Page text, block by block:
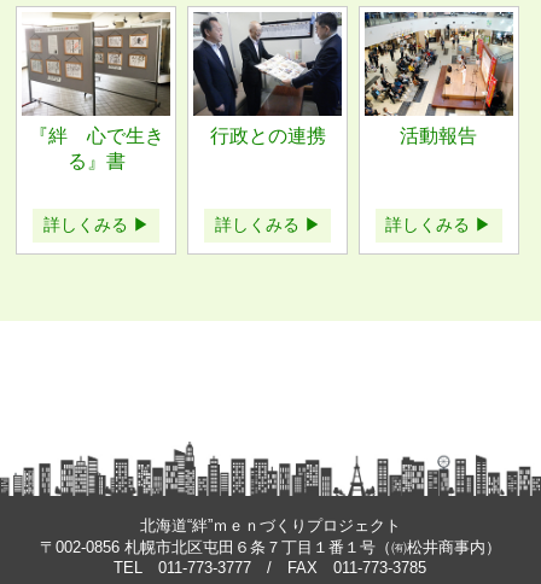
『絆 心で生き
る』書
詳しくみる ▶
行政との連携
詳しくみる ▶
活動報告
詳しくみる ▶
北海道“絆”ｍｅｎづくりプロジェクト
〒002-0856 札幌市北区屯田６条７丁目１番１号（㈲松井商事内）
TEL 011-773-3777 / FAX 011-773-3785